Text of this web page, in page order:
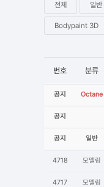
전체 일반
Bodypaint 3D
번호 분류
공지 Octane
공지
공지 일반
4718 모델링
4717 모델링